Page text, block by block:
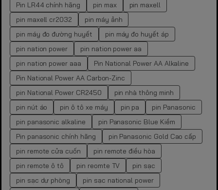
Pin LR44 chính hãng
pin max
pin maxell
pin maxell cr2032
pin máy ảnh
pin máy đo đường huyết
pin máy đo huyết áp
pin nation power
pin nation power aa
pin nation power aaa
Pin National Power AA Alkaline
Pin National Power AA Carbon-Zinc
pin National Power CR2450
pin nhà thông minh
pin nút áo
pin ô tô xe máy pin pa
pin Panasonic
pin panasonic alkaline
pin Panasonic Blue Kiềm
Pin panasonic chính hãng
pin Panasonic Gold Cao cấp
pin remote cửa cuốn
pin remote điều hòa
pin remote ô tô
pin reomte TV
pin sạc
pin sạc dự phòng
pin sạc national power